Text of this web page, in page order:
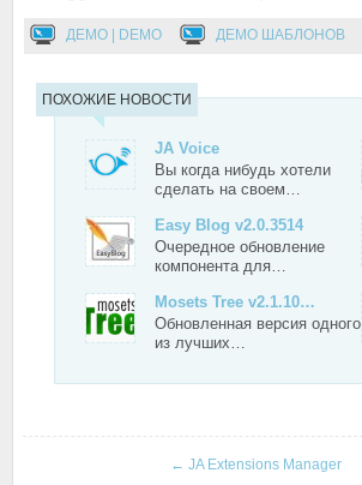
ДЕМО | DEMO ДЕМО ШАБЛОНОВ
ПОХОЖИЕ НОВОСТИ
JA Voice
Вы когда нибудь хотели
сделать на своем…
Easy Blog v2.0.3514
Очередное обновление
компонента для…
Mosets Tree v2.1.10…
Обновленная версия одного
из лучших…
← JA Extensions Manager